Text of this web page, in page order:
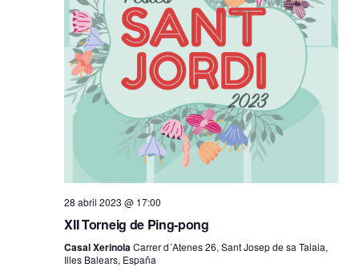
28 abril 2023 @ 17:00
XII Torneig de Ping-pong
Casal XerinolaCarrer d´Atenes 26, Sant Josep de sa Talaia,
Illes Balears, España